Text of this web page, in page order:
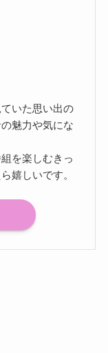
いた思い出の
魅力や気にな
を楽しむきっ
嬉しいです。